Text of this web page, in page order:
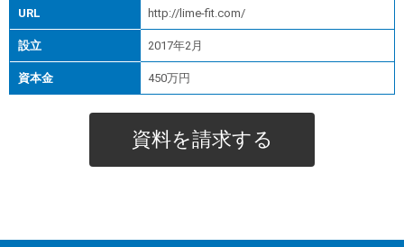
URL http://lime-fit.com/
設立 2017年2月
資本金 450万円
資料を請求する